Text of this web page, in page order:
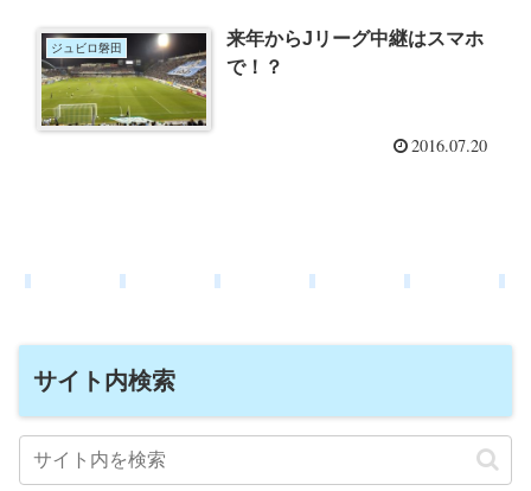
ジュビロ磐田
来年からJリーグ中継はスマホ
で！？
2016.07.20
サイト内検索